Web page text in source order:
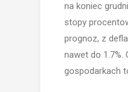
na koniec
stopy
prognoz, z
nawet do
gospodarkach